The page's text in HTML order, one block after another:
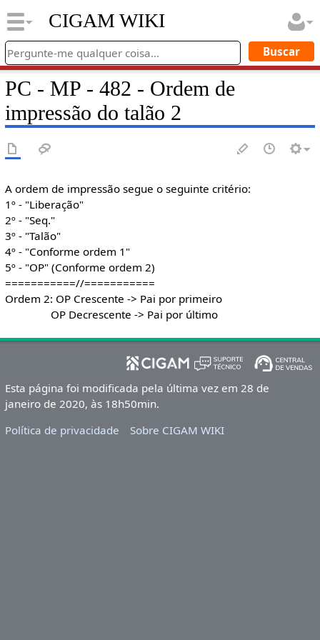
CIGAM WIKI
PC - MP - 482 - Ordem de
impressão do talão 2
A ordem de impressão segue o seguinte critério:
1º - "Liberação"
2º - "Seq."
3º - "Talão"
4º - "Conforme ordem 1"
5º - "OP" (Conforme ordem 2)
===========//===========
Ordem 2: OP Crescente -> Pai por primeiro
OP Decrescente -> Pai por último
Esta página foi modificada pela última vez em 28 de
janeiro de 2020, às 18h50min.
Política de privacidade
Sobre CIGAM WIKI